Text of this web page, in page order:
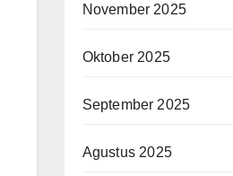
November 2025
Oktober 2025
September 2025
Agustus 2025